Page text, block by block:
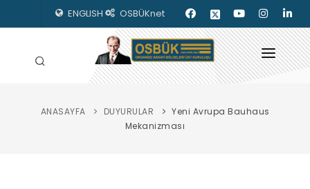
ENGLISH OSBÜKnet
HAKKIMIZDA
ANASAYFA DUYURULAR
Yeni Avrupa Bauhaus
Mekanizması